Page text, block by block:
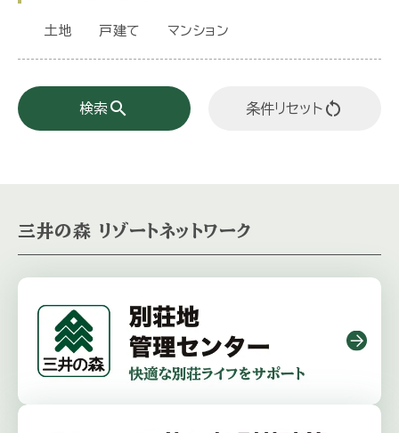
土地 戸建て マンション
検索 search 条件リセット restart_alt
三井の森 リゾートネットワーク